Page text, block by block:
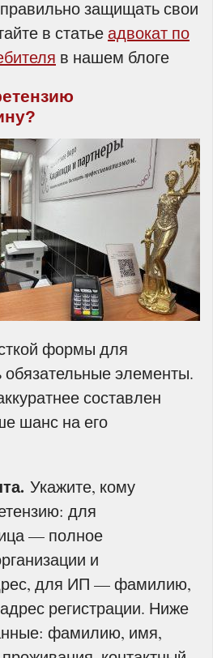
защищать свои
в статьеадвокат по
в нашем блоге
формы для
обязательные элементы.
составлен
шанс на его
Укажите, кому
для
— полное
и
для ИП — фамилию,
регистрации. Ниже
фамилию, имя,